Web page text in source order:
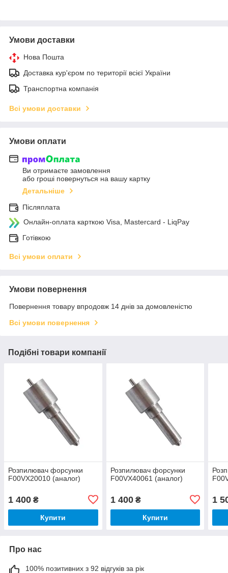
Умови доставки
Нова Пошта
Доставка кур'єром по території всієї України
Транспортна компанія
Всі умови доставки
Умови оплати
Ви отримаєте замовлення
або гроші повернуться на вашу картку
Детальніше
Післяплата
Онлайн-оплата карткою Visa, Mastercard - LiqPay
Готівкою
Всі умови оплати
Умови повернення
Повернення товару впродовж 14 днів за домовленістю
Всі умови повернення
Подібні товари компанії
Розпилювач форсунки
F00VX20010 (аналог)
1 400 ₴
Купити
Розпилювач форсунки
F00VX40061 (аналог)
1 400₴
Купити
1
Про нас
100% позитивних з 92 відгуків за рік